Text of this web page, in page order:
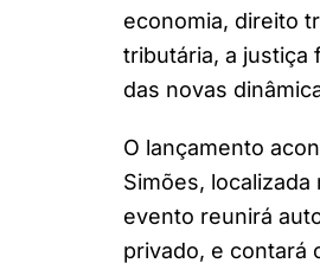
economia, direito
tributária, a justiça
das novas
O lançamento
Simões,
evento reunirá
privado, e contará